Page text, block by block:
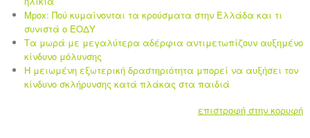
Mpox: Πού κυμαίνονται τα κρούσματα στην Ελλάδα και τι
συνιστά ο ΕΟΔΥ
Τα μωρά με μεγαλύτερα αδέρφια αντιμετωπίζουν αυξημένο
κίνδυνο μόλυνσης
Η μειωμένη εξωτερική δραστηριότητα μπορεί να αυξήσει τον
κίνδυνο σκλήρυνσης κατά πλάκας στα παιδιά
επιστροφή στην κορυφή